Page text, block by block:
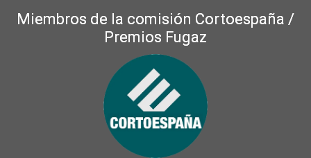
Miembros de la comisión Cortoespaña /
Premios Fugaz